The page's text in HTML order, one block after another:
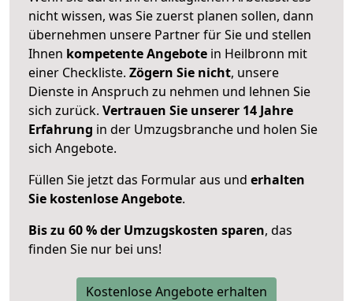
nicht wissen, was Sie zuerst planen sollen, dann
übernehmen unsere Partner für Sie und stellen
Ihnen kompetente Angebote in Heilbronn mit
einer Checkliste. Zögern Sie nicht, unsere
Dienste in Anspruch zu nehmen und lehnen Sie
sich zurück. Vertrauen Sie unserer 14 Jahre
Erfahrung in der Umzugsbranche und holen Sie
sich Angebote.
Füllen Sie jetzt das Formular aus und erhalten
Sie kostenlose Angebote.
Bis zu 60 % der Umzugskosten sparen, das
finden Sie nur bei uns!
Kostenlose Angebote erhalten